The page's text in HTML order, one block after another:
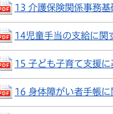
13 介護保険関係事務
14児童手当の支給に
15 子ども子育て支援
16 身体障がい者手帳